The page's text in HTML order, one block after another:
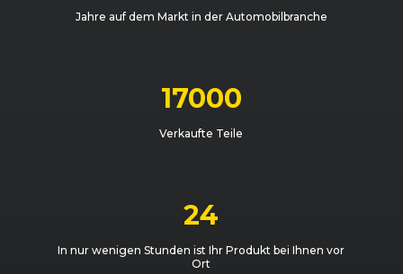
Jahre auf dem Markt in der Automobilbranche
17000
Verkaufte Teile
24
In nur wenigen Stunden ist Ihr Produkt bei Ihnen vor
Ort